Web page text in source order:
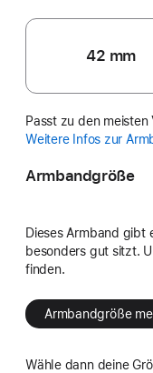
42 mm
Passt zu den
Weitere Infos zur
Armbandgröße
Dieses Armband gibt
besonders gut sitzt.
finden.
Armbandgröße
Wähle dann deine